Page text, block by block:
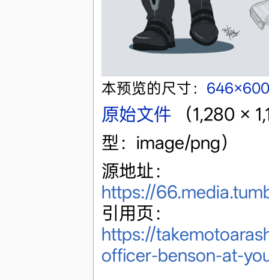
本预览的尺寸：
原始文件‎
（1,280 ×
型：image/png）
源地址：
https://
引用页：
https://
officer-benson-at-